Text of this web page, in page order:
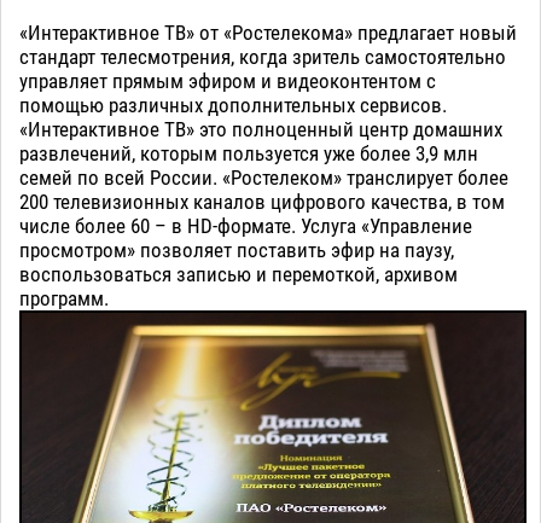
«Интерактивное ТВ» от «Ростелекома» предлагает новый
стандарт телесмотрения, когда зритель самостоятельно
управляет прямым эфиром и видеоконтентом с
помощью различных дополнительных сервисов.
«Интерактивное ТВ» это полноценный центр домашних
развлечений, которым пользуется уже более 3,9 млн
семей по всей России. «Ростелеком» транслирует более
200 телевизионных каналов цифрового качества, в том
числе более 60 – в HD-формате. Услуга «Управление
просмотром» позволяет поставить эфир на паузу,
воспользоваться записью и перемоткой, архивом
программ.